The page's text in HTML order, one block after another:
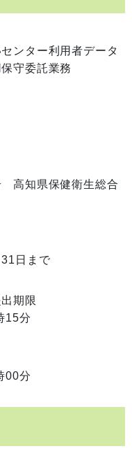
ンター利用者データ
守委託業務
高知県保健衛生総合
日まで
期限
15分
00分